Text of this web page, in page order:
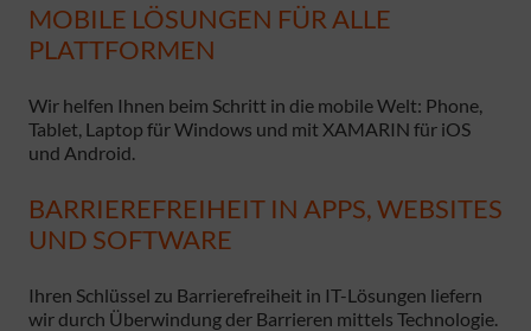
MOBILE LÖSUNGEN FÜR ALLE
PLATTFORMEN
Wir helfen Ihnen beim Schritt in die mobile Welt: Phone,
Tablet, Laptop für Windows und mit XAMARIN für iOS
und Android.
BARRIEREFREIHEIT IN APPS, WEBSITES
UND SOFTWARE
Ihren Schlüssel zu Barrierefreiheit in IT-Lösungen liefern
wir durch Überwindung der Barrieren mittels Technologie.